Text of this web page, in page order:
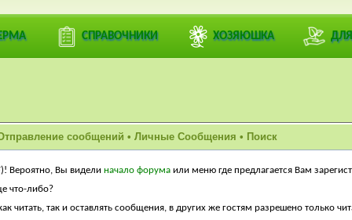
СПРАВОЧНИКИ ХОЗЯЮШКА
сообщений • Личные Сообщения • Поиск
Вероятно, Вы видели начало форумаили меню где предлагается Вам
что-либо?
читать, так и оставлять сообщения, в других же гостям разрешено только